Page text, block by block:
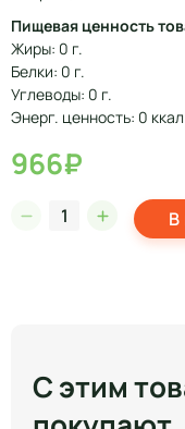
Пищевая ценность
Жиры: 0 г.
Белки: 0 г.
Углеводы: 0 г.
Энерг. ценность: 0 ккал
966₽
В
С этим